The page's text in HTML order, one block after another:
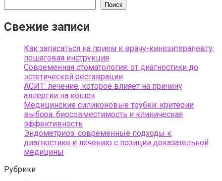
Поиск
Свежие записи
Как записаться на прием к врачу-кинезитерапевту:
пошаговая инструкция
Современная стоматология: от диагностики до
эстетической реставрации
АСИТ: лечение, которое влияет на причину
аллергии на кошек
Медицинские силиконовые трубки: критерии
выбора, биосовместимость и клиническая
эффективность
Эндометриоз: современные подходы к
диагностике и лечению с позиции доказательной
медицины
Рубрики